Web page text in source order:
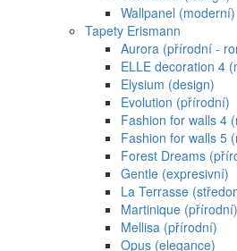
Wallpanel (moderní)
Tapety Erismann
Aurora (přírodní -
ELLE decoration 4
Elysium (design)
Evolution (přírodní)
Fashion for walls 4
Fashion for walls 5
Forest Dreams
Gentle (expresivní)
La Terrasse
Martinique (přírodní)
Mellisa (přírodní)
Opus (elegance)